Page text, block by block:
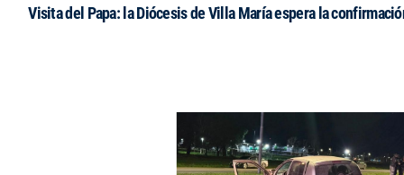
Visita del Papa: la Diócesis de Villa María espera la